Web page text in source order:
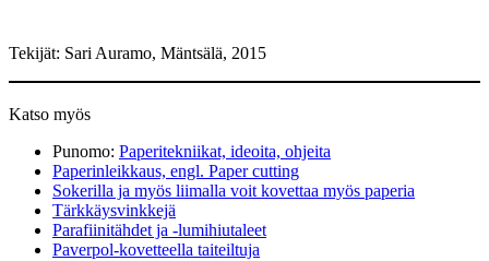
Tekijät: Sari Auramo, Mäntsälä, 2015
Katso myös
Punomo: Paperitekniikat, ideoita, ohjeita
Paperinleikkaus, engl. Paper cutting
Sokerilla ja myös liimalla voit kovettaa myös paperia
Tärkkäysvinkkejä
Parafiinitähdet ja -lumihiutaleet
Paverpol-kovetteella taiteiltuja